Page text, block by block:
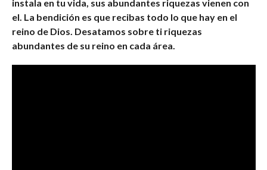
instala en tu vida, sus abundantes riquezas vienen con
el. La bendición es que recibas todo lo que hay en el
reino de Dios. Desatamos sobre ti riquezas
abundantes de su reino en cada área.